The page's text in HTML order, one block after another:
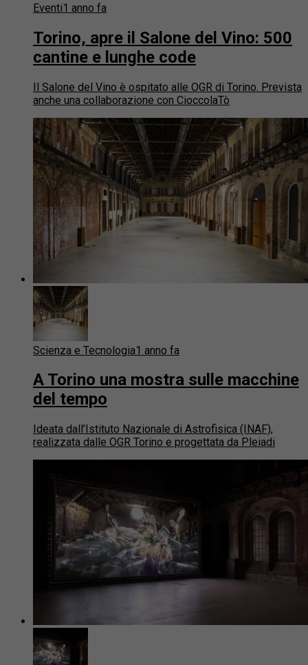
Eventi1 anno fa
Torino, apre il Salone del Vino: 500
cantine e lunghe code
Il Salone del Vino è ospitato alle OGR di Torino. Prevista
anche una collaborazione con CioccolaTò
Scienza e Tecnologia1 anno fa
A Torino una mostra sulle macchine
del tempo
Ideata dall’Istituto Nazionale di Astrofisica (INAF),
realizzata dalle OGR Torino e progettata da Pleiadi